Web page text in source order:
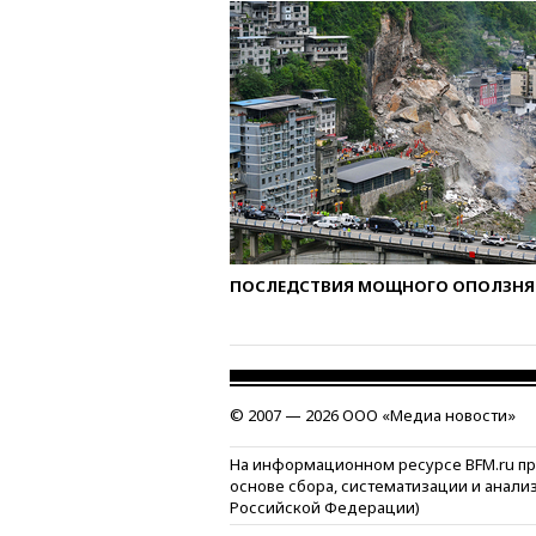
ПОСЛЕДСТВИЯ МОЩНОГО ОПОЛЗНЯ
© 2007 — 2026 ООО «Медиа новости»
На информационном ресурсе BFM.ru
основе сбора, систематизации и
Российской Федерации)